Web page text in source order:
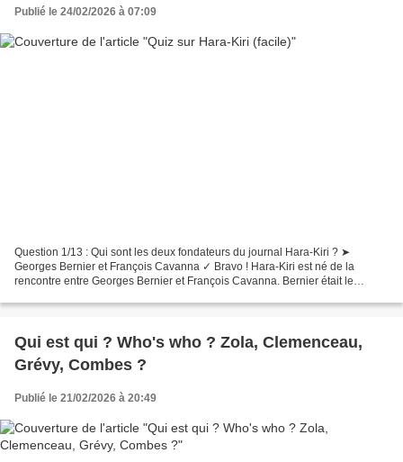
Publié le 24/02/2026 à 07:09
Question 1/13 : Qui sont les deux fondateurs du journal Hara-Kiri ? ➤
Georges Bernier et François Cavanna ✓ Bravo ! Hara-Kiri est né de la
rencontre entre Georges Bernier et François Cavanna. Bernier était le
Qui est qui ? Who's who ? Zola, Clemenceau,
Grévy, Combes ?
Publié le 21/02/2026 à 20:49